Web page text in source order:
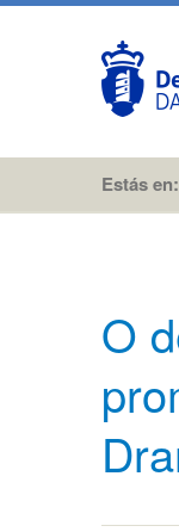
Estás en:
O